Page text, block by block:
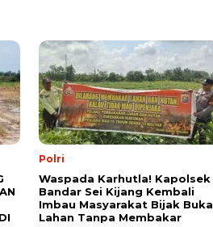
Polri
Waspada Karhutla! Kapolsek
Bandar Sei Kijang Kembali
Imbau Masyarakat Bijak Buka
Lahan Tanpa Membakar